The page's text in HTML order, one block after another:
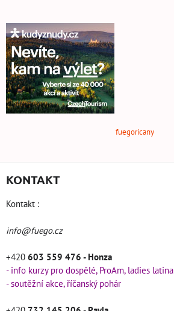
fuegoricany
KONTAKT
Kontakt :
info@fuego.cz
+420 603 559 476 - Honza
- info kurzy pro dospělé, ProAm, ladies latina
- soutěžní akce, říčanský pohár